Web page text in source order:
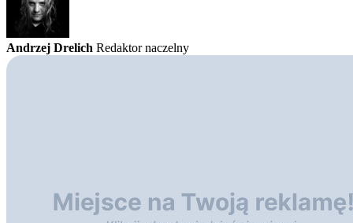
Andrzej Drelich Redaktor naczelny